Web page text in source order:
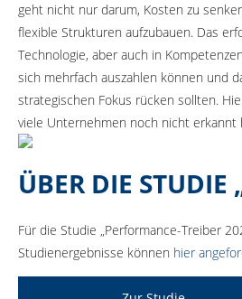
geht nicht nur darum, Kosten zu
flexible Strukturen aufzubauen. Das
Technologie, aber auch in
sich mehrfach auszahlen können und
strategischen Fokus rücken sollten.
viele Unternehmen noch nicht erkannt
ÜBER DIE STUDIE
Für die Studie „Performance-Treiber
Studienergebnisse können hier